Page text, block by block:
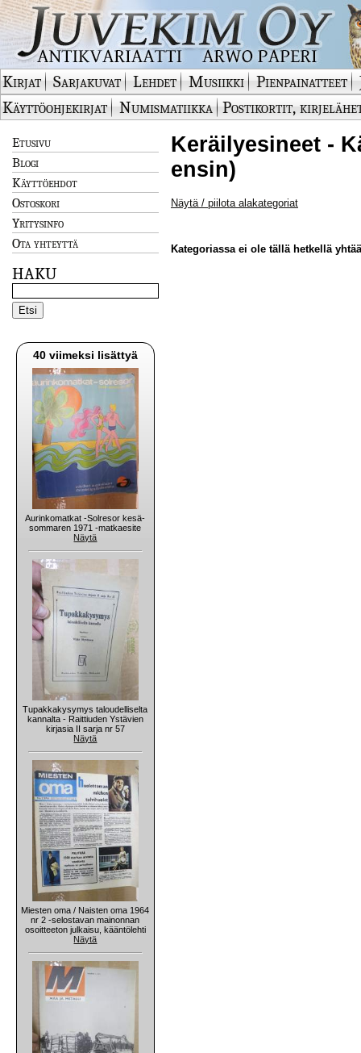
Kirjat Sarjakuvat Lehdet Musiikki Pienpainatteet
Käyttöohjekirjat
Numismatiikka Postikortit,
Etusivu
Blogi
Käyttöehdot
Ostoskori
Yritysinfo
Ota yhteyttä
HAKU
40 viimeksi lisättyä
Aurinkomatkat -Solresor kesä-
sommaren 1971 -matkaesite
Näytä
Tupakkakysymys taloudelliselta
kannalta - Raittiuden Ystävien
kirjasia II sarja nr 57
Näytä
Miesten oma / Naisten oma 1964
nr 2 -selostavan mainonnan
osoitteeton julkaisu, kääntölehti
Näytä
Keräilyesineet -
ensin)
Näytä / piilota alakategoriat
Kategoriassa ei ole tällä hetkellä